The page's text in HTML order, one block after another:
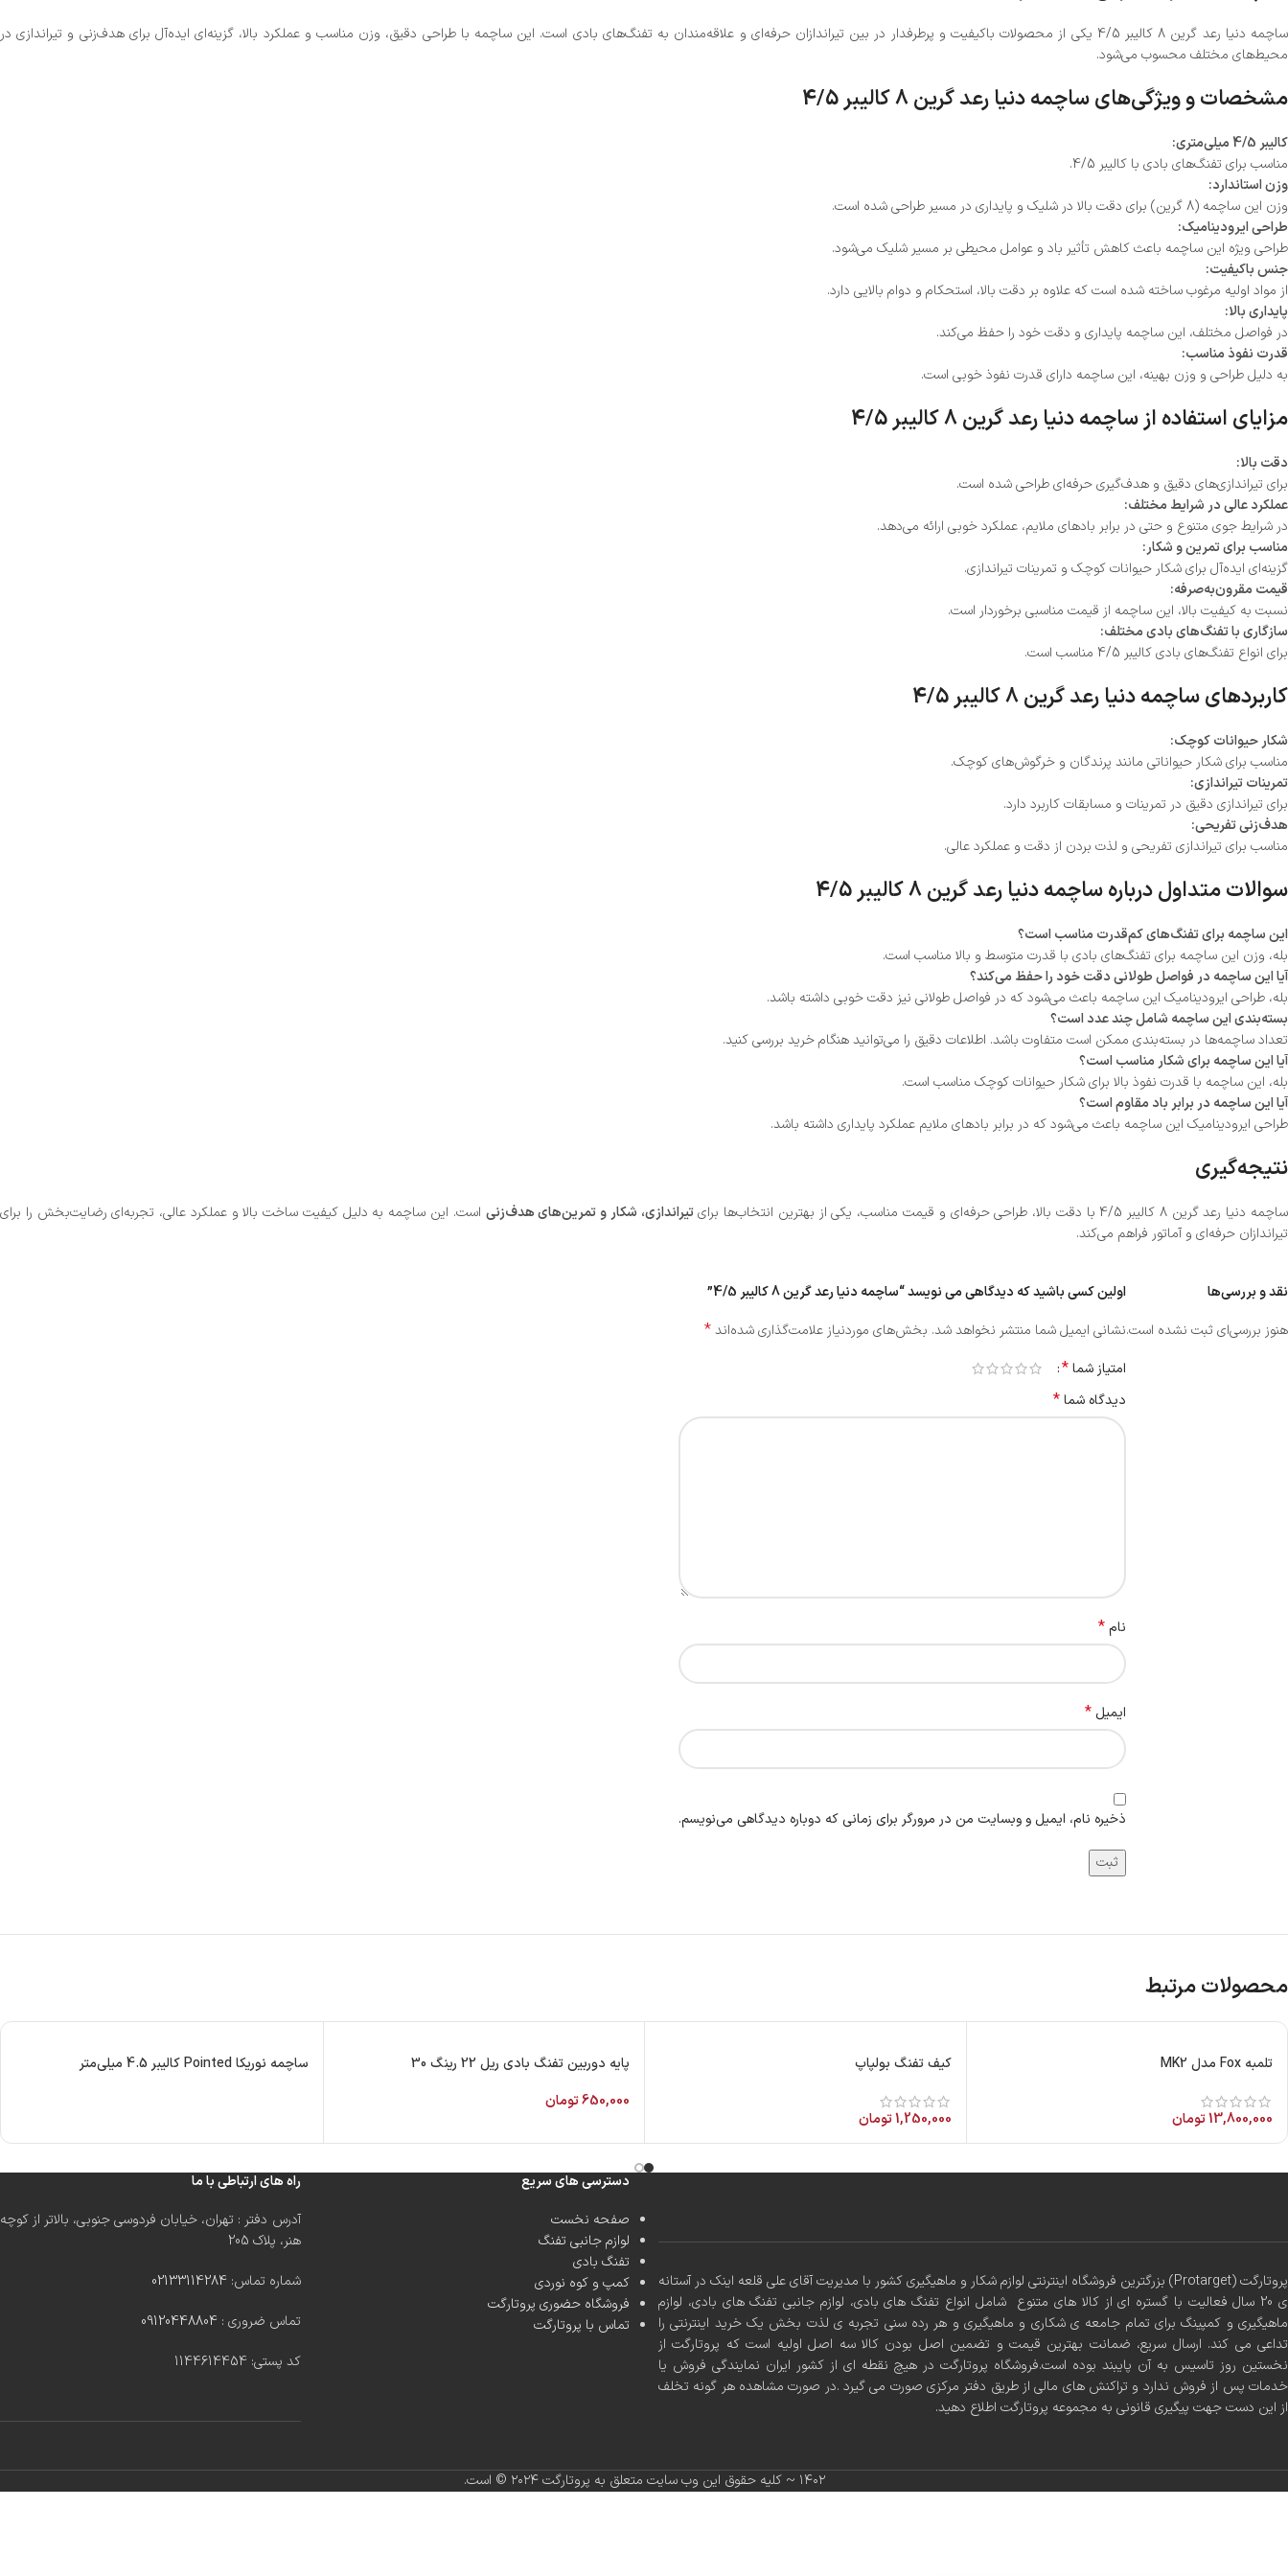
ساچمه دنیا رعد گرین 8 کالیبر 4/5 یکی از محصولات باکیفیت و پرطرفدار در بین تیراندازان حرفه‌ای و علاقه‌مندان به تفنگ‌های بادی است. این ساچمه با طراحی دقیق، وزن مناسب و عملکرد بالا، گزینه‌ای ایده‌آل برای هدف‌زنی و تیراندازی در
محیط‌های مختلف محسوب می‌شود.
مشخصات و ویژگی‌های ساچمه دنیا رعد گرین 8 کالیبر 4/5
کالیبر 4/5 میلی‌متری:
مناسب برای تفنگ‌های بادی با کالیبر 4/5.
وزن استاندارد:
وزن این ساچمه (8 گرین) برای دقت بالا در شلیک و پایداری در مسیر طراحی شده است.
طراحی ایرودینامیک:
طراحی ویژه این ساچمه باعث کاهش تأثیر باد و عوامل محیطی بر مسیر شلیک می‌شود.
جنس باکیفیت:
از مواد اولیه مرغوب ساخته شده است که علاوه بر دقت بالا، استحکام و دوام بالایی دارد.
پایداری بالا:
در فواصل مختلف، این ساچمه پایداری و دقت خود را حفظ می‌کند.
قدرت نفوذ مناسب:
به دلیل طراحی و وزن بهینه، این ساچمه دارای قدرت نفوذ خوبی است.
مزایای استفاده از ساچمه دنیا رعد گرین 8 کالیبر 4/5
دقت بالا:
برای تیراندازی‌های دقیق و هدف‌گیری حرفه‌ای طراحی شده است.
عملکرد عالی در شرایط مختلف:
در شرایط جوی متنوع و حتی در برابر بادهای ملایم، عملکرد خوبی ارائه می‌دهد.
مناسب برای تمرین و شکار:
گزینه‌ای ایده‌آل برای شکار حیوانات کوچک و تمرینات تیراندازی.
قیمت مقرون‌به‌صرفه:
نسبت به کیفیت بالا، این ساچمه از قیمت مناسبی برخوردار است.
سازگاری با تفنگ‌های بادی مختلف:
برای انواع تفنگ‌های بادی کالیبر 4/5 مناسب است.
کاربردهای ساچمه دنیا رعد گرین 8 کالیبر 4/5
شکار حیوانات کوچک:
مناسب برای شکار حیواناتی مانند پرندگان و خرگوش‌های کوچک.
تمرینات تیراندازی:
برای تیراندازی دقیق در تمرینات و مسابقات کاربرد دارد.
هدف‌زنی تفریحی:
مناسب برای تیراندازی تفریحی و لذت بردن از دقت و عملکرد عالی.
سوالات متداول درباره ساچمه دنیا رعد گرین 8 کالیبر 4/5
این ساچمه برای تفنگ‌های کم‌قدرت مناسب است؟
بله، وزن این ساچمه برای تفنگ‌های بادی با قدرت متوسط و بالا مناسب است.
آیا این ساچمه در فواصل طولانی دقت خود را حفظ می‌کند؟
بله، طراحی ایرودینامیک این ساچمه باعث می‌شود که در فواصل طولانی نیز دقت خوبی داشته باشد.
بسته‌بندی این ساچمه شامل چند عدد است؟
تعداد ساچمه‌ها در بسته‌بندی ممکن است متفاوت باشد. اطلاعات دقیق را می‌توانید هنگام خرید بررسی کنید.
آیا این ساچمه برای شکار مناسب است؟
بله، این ساچمه با قدرت نفوذ بالا برای شکار حیوانات کوچک مناسب است.
آیا این ساچمه در برابر باد مقاوم است؟
طراحی ایرودینامیک این ساچمه باعث می‌شود که در برابر بادهای ملایم عملکرد پایداری داشته باشد.
نتیجه‌گیری
ساچمه دنیا رعد گرین 8 کالیبر 4/5 با دقت بالا، طراحی حرفه‌ای و قیمت مناسب، یکی از بهترین انتخاب‌ها برای تیراندازی، شکار و تمرین‌های هدف‌زنی است. این ساچمه به دلیل کیفیت ساخت بالا و عملکرد عالی، تجربه‌ای رضایت‌بخش را برای
تیراندازان حرفه‌ای و آماتور فراهم می‌کند.
نقد و بررسی‌ها
هنوز بررسی‌ای ثبت نشده است.
اولین کسی باشید که دیدگاهی می نویسد “ساچمه دنیا رعد گرین 8 کالیبر 4/5”
نشانی ایمیل شما منتشر نخواهد شد. بخش‌های موردنیاز علامت‌گذاری شده‌اند*
امتیاز شما*
دیدگاه شما*
نام*
ایمیل *
ذخیره نام، ایمیل و وبسایت من در مرورگر برای زمانی که دوباره دیدگاهی می‌نویسم.
محصولات مرتبط
تلمبه Fox مدل MK2
13,800,000تومان
کیف تفنگ بولپاپ
1,250,000تومان
پایه دوربین تفنگ بادی ریل 22 رینگ 30
650,000تومان
ساچمه نوریکا Pointed کالیبر 4.5 میلی‌متر
پروتارگت (Protarget) بزرگترین فروشگاه اینترنتی لوازم شکار و ماهیگیری کشور با مدیریت آقای علی قلعه اینک در آستانه
ی 20 سال فعالیت با گستره ای از کالا های متنوع شامل انواع تفنگ های بادی، لوازم جانبی تفنگ های بادی، لوازم
ماهیگیری و کمپینگ برای تمام جامعه ی شکاری و ماهیگیری و هر رده سنی تجربه ی لذت بخش یک خرید اینترنتی را
تداعی می کند. ارسال سریع، ضمانت بهترین قیمت و تضمین اصل بودن کالا سه اصل اولیه است که پروتارگت از
نخستین روز تاسیس به آن پایبند بوده است.فروشگاه پروتارگت در هیچ نقطه ای از کشور ایران نمایندگی فروش یا
خدمات پس از فروش ندارد و تراکنش های مالی از طریق دفتر مرکزی صورت می گیرد .در صورت مشاهده هر گونه تخلف
از این دست جهت پیگیری قانونی به مجموعه پروتارگت اطلاع دهید.
دسترسی های سریع
صفحه نخست
لوازم جانبی تفنگ
تفنگ بادی
کمپ و کوه نوردی
فروشگاه حضوری پروتارگت
تماس با پروتارگت
راه های ارتباطی با ما
آدرس دفتر : تهران، خیابان فردوسی جنوبی، بالاتر از کوچه
هنر، پلاک 205
شماره تماس: 02133114284
تماس ضروری : 09120448804
کد پستی: 1144614454
۱۴۰۲ ~ کلیه حقوق این وب سایت متعلق به پروتارگت ۲۰۲۴ ©️ است.